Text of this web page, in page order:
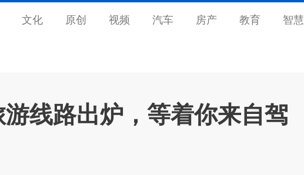
文化 原创 视频 汽车 房产 教育 智慧
线路出炉，等着你来自驾